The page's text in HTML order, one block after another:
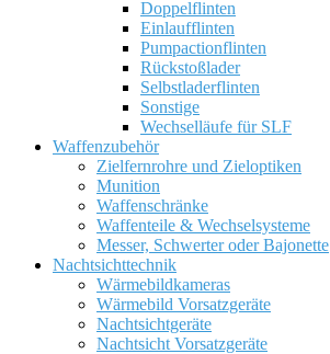
Doppelflinten
Einlaufflinten
Pumpactionflinten
Rückstoßlader
Selbstladerflinten
Sonstige
Wechselläufe für SLF
Waffenzubehör
Zielfernrohre und Zieloptiken
Munition
Waffenschränke
Waffenteile & Wechselsysteme
Messer, Schwerter oder Bajonette
Nachtsichttechnik
Wärmebildkameras
Wärmebild Vorsatzgeräte
Nachtsichtgeräte
Nachtsicht Vorsatzgeräte